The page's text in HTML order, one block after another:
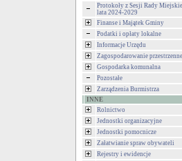
Protokoły z Sesji Rady
lata 2024-2029
Finanse i Majątek Gminy
Podatki i opłaty lokalne
Informacje Urzędu
Zagospodarowanie przestrzenne
Gospodarka komunalna
Pozostałe
Zarządzenia Burmistrza
INNE
Rolnictwo
Jednostki organizacyjne
Jednostki pomocnicze
Załatwianie spraw obywateli
Rejestry i ewidencje